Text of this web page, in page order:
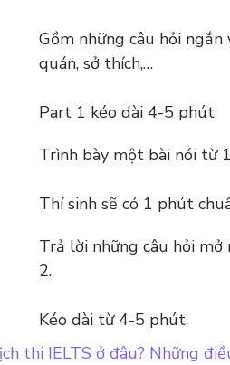
Gồm những câu hỏi
quán, sở thích,…
Part 1 kéo dài 4-5 phút
Trình bày một bài nói từ
Thí sinh sẽ có 1 phút
Trả lời những câu hỏi
2.
Kéo dài từ 4-5 phút.
thi IELTS ở đâu? Những